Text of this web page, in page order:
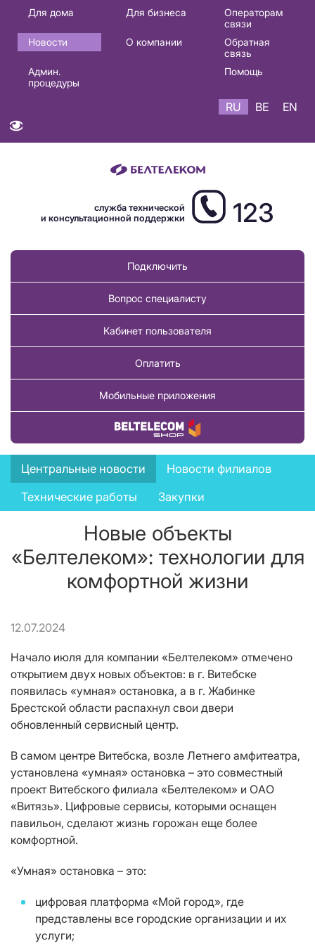
Основная
навигация
RU
Для дома Для бизнеса
Операторам
связи
Новости
О компании
Обратная
связь
Админ.
процедуры
Помощь
RU BE EN
служба технической
и консультационной поддержки
123
Подключить
Вопрос специалисту
Кабинет пользователя
Оплатить
Мобильные приложения
Купить товар
News
menu
Центральные новости
Новости филиалов
Технические работы
Закупки
Новые объекты
«Белтелеком»: технологии для
комфортной жизни
12.07.2024
Начало июля для компании «Белтелеком» отмечено
открытием двух новых объектов: в г. Витебске
появилась «умная» остановка, а в г. Жабинке
Брестской области распахнул свои двери
обновленный сервисный центр.
В самом центре Витебска, возле Летнего амфитеатра,
установлена «умная» остановка – это совместный
проект Витебского филиала «Белтелеком» и ОАО
«Витязь». Цифровые сервисы, которыми оснащен
павильон, сделают жизнь горожан еще более
комфортной.
«Умная» остановка – это:
цифровая платформа «Мой город», где
представлены все городские организации и их
услуги;